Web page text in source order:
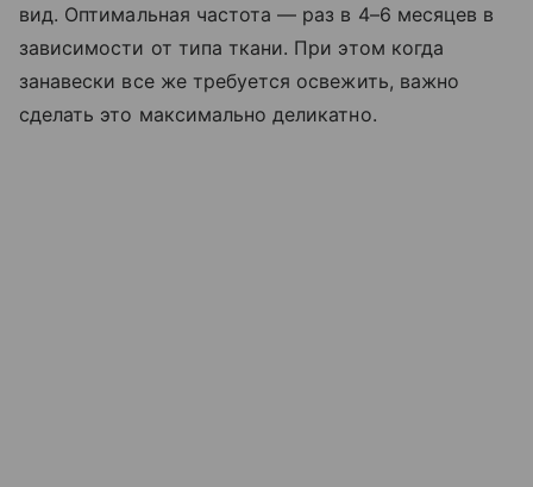
вид. Оптимальная частота — раз в 4–6 месяцев в
зависимости от типа ткани. При этом когда
занавески все же требуется освежить, важно
сделать это максимально деликатно.